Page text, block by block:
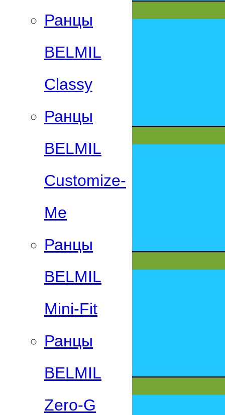
Ранцы
BELMIL
Classy
Ранцы
BELMIL
Customize-
Me
Ранцы
BELMIL
Mini-Fit
Ранцы
BELMIL
Zero-G